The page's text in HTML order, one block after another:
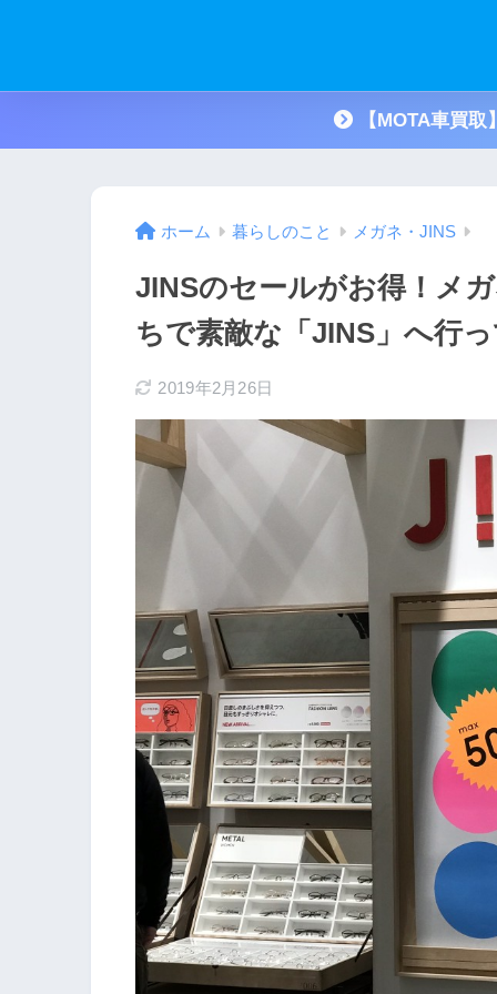
【MOTA車買
ホーム 暮らしのこと メガネ・JINS
JINSのセールがお得！メ
ちで素敵な「JINS」へ行
2019年2月26日